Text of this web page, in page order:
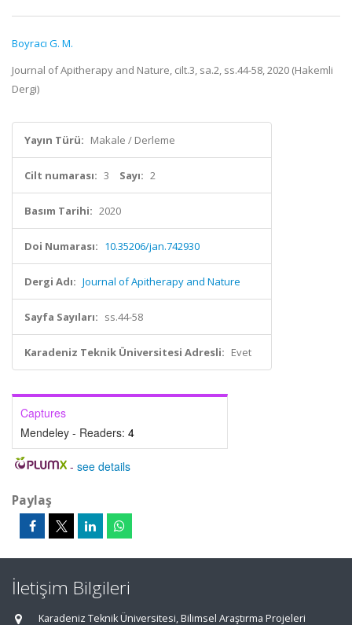
Boyracı G. M.
Journal of Apitherapy and Nature, cilt.3, sa.2, ss.44-58, 2020 (Hakemli
Dergi)
Yayın Türü: Makale / Derleme
Cilt numarası: 3 Sayı: 2
Basım Tarihi: 2020
Doi Numarası: 10.35206/jan.742930
Dergi Adı: Journal of Apitherapy and Nature
Sayfa Sayıları: ss.44-58
Karadeniz Teknik Üniversitesi Adresli: Evet
Captures
Mendeley - Readers: 4
- see details
Paylaş
İletişim Bilgileri
Karadeniz Teknik Üniversitesi, Bilimsel Araştırma Projeleri